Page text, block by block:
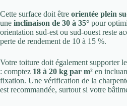
Cette surface doit être orientée plein
une inclinaison de 30 à 35° pour
orientation sud-est ou sud-ouest reste
perte de rendement de 10 à 15 %.
Votre toiture doit également supporter
: comptez 18 à 20 kg par m² en
fixation. Une vérification de la
est recommandée, surtout si votre